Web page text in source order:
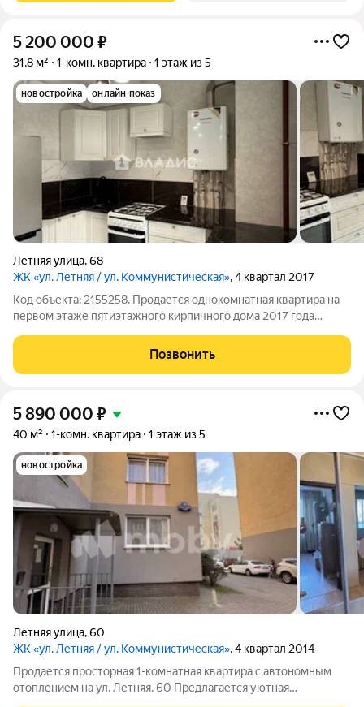
5 200 000 ₽
31,8 м² 1-комн. квартира 1 этаж из 5
новостройка онлайн показ
Летняя улица,68
ЖК «ул. Летняя / ул. Коммунистическая», 4 квартал 2017
Код объекта: 2155258. Продается однокомнатная квартира на
первом этаже пятиэтажного кирпичного дома 2017 года
многопрофильная поликлиника. Общая площадь квартиры 31,8
кв.м, не включая холодное
Позвонить
5 890 000 ₽
40 м² 1-комн. квартира 1 этаж из 5
новостройка
Летняя улица,60
ЖК «ул. Летняя / ул. Коммунистическая», 4 квартал 2014
Продается просторная 1-комнатная квартира с автономным
отоплением на ул. Летняя, 60 Предлагается уютная